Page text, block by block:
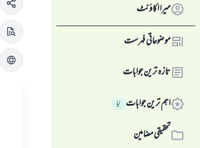
میرا اکاؤنٹ
موضوعاتی فہرست
تازہ ترین جوابات
اہم ترین جوابات نِیا
تحقیقی مضامین